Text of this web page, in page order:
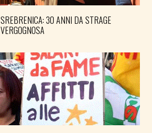
SREBRENICA: 30 ANNI DA STRAGE
VERGOGNOSA